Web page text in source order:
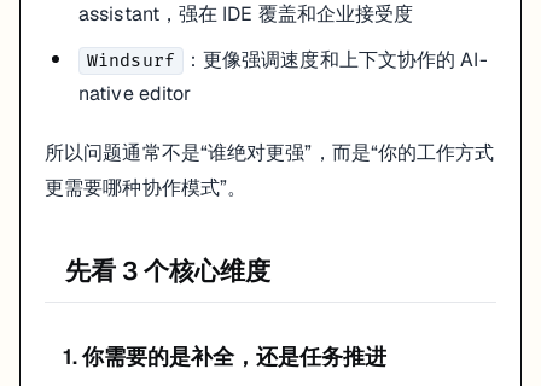
assistant，强在 IDE 覆盖和企业接受度
Windsurf
：更像强调速度和上下文协作的 AI-
native editor
所以问题通常不是“谁绝对更强”，而是“你的工作方式
更需要哪种协作模式”。
先看 3 个核心维度
1. 你需要的是补全，还是任务推进